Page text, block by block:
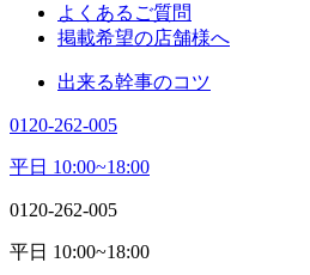
よくあるご質問
掲載希望の店舗様へ
出来る幹事のコツ
0120-262-005
平日 10:00~18:00
0120-262-005
平日 10:00~18:00